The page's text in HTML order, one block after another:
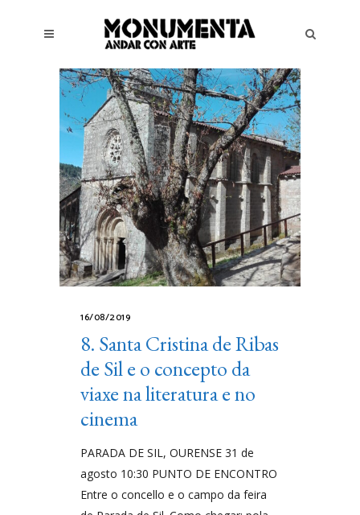
16/08/2019
8. Santa Cristina de Ribas
de Sil e o concepto da
viaxe na literatura e no
cinema
PARADA DE SIL, OURENSE 31 de
agosto 10:30 PUNTO DE ENCONTRO
Entre o concello e o campo da feira